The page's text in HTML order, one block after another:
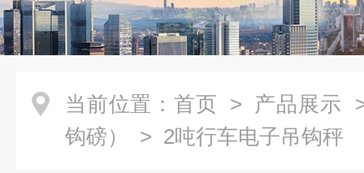
当前位置： 首页 > 产品展示
钩磅）
> 2吨行车电子吊钩秤